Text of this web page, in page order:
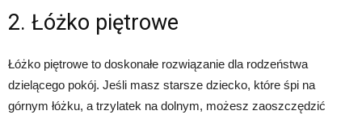
2. Łóżko piętrowe
Łóżko piętrowe to doskonałe rozwiązanie dla rodzeństwa
dzielącego pokój. Jeśli masz starsze dziecko, które śpi na
górnym łóżku, a trzylatek na dolnym, możesz zaoszczędzić